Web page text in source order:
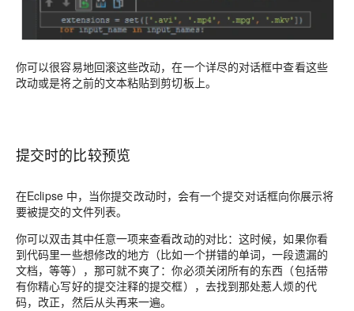
你可以很容易地回滚这些改动，在一个详尽的对话框中查看这些
改动或是将之前的文本粘贴到剪切板上。
提交时的比较预览
在Eclipse 中，当你提交改动时，会有一个提交对话框向你展示将
要被提交的文件列表。
你可以双击其中任意一项来查看改动的对比：这时候，如果你看
到代码里一些想修改的地方（比如一个拼错的单词，一段遗漏的
文档，等等），那可就不爽了：你必须关闭所有的东西（包括带
有你精心写好的提交注释的提交框），去找到那处惹人烦的代
码，改正，然后从头再来一遍。